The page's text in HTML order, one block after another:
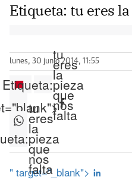
Etiqueta: tu eres
lunes, 30 junio 2014, 11:55
Etiqueta:
tu
eres
la
pieza
que
nos
falta
tu
eres
la
pieza
que
nos
falta
" target="_blank">